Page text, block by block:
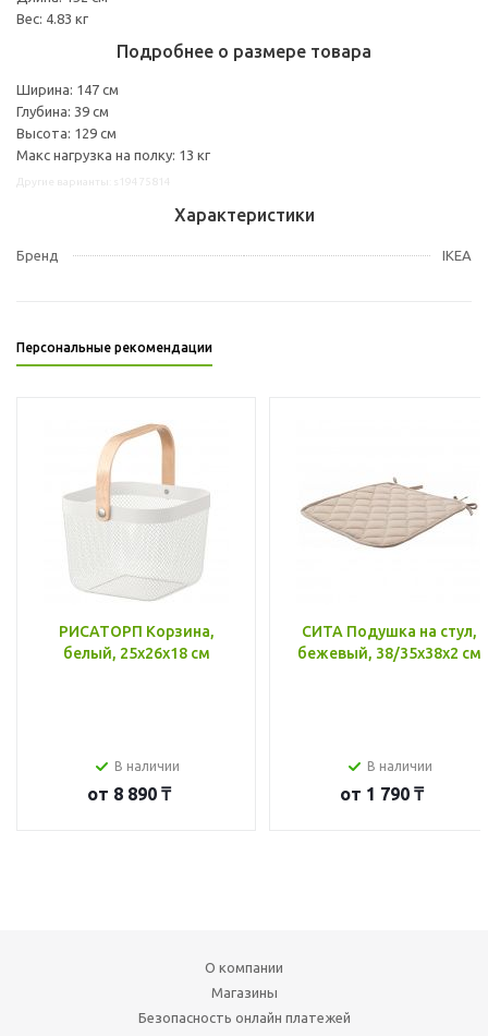
Вес: 4.83 кг
Подробнее о размере товара
Ширина: 147 см
Глубина: 39 см
Высота: 129 см
Макс нагрузка на полку: 13 кг
Характеристики
Бренд IKEA
Персональные рекомендации
РИСАТОРП Корзина,
белый, 25x26x18 см
В наличии
от 8 890 ₸
СИТА Подушка на стул,
бежевый, 38/35x38x2 см
В наличии
от 1 790 ₸
О компании
Магазины
Безопасность онлайн платежей